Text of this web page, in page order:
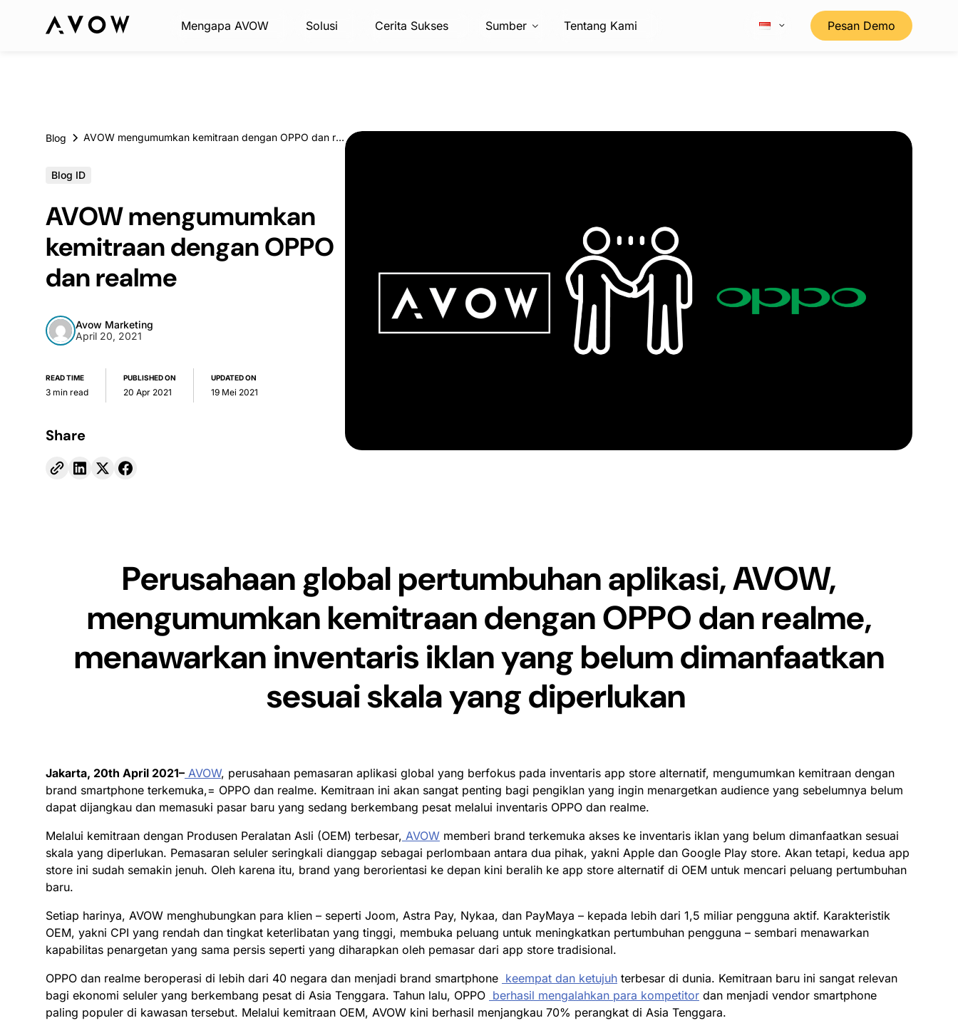
Mengapa AVOW Solusi Cerita Sukses Sumber Tentang Kami Pesan Demo
Blog AVOW mengumumkan kemitraan dengan OPPO dan realme
Blog ID
AVOW mengumumkan
kemitraan dengan OPPO
dan realme
Avow Marketing
April 20, 2021
READ TIME
3 min read
PUBLISHED ON
20 Apr 2021
UPDATED ON
19 Mei 2021
Share
Perusahaan global pertumbuhan aplikasi, AVOW,
mengumumkan kemitraan dengan OPPO dan realme,
menawarkan inventaris iklan yang belum dimanfaatkan
sesuai skala yang diperlukan
Jakarta, 20th April 2021– AVOW, perusahaan pemasaran aplikasi global yang berfokus pada inventaris app store alternatif, mengumumkan kemitraan dengan
brand smartphone terkemuka,= OPPO dan realme. Kemitraan ini akan sangat penting bagi pengiklan yang ingin menargetkan audience yang sebelumnya belum
dapat dijangkau dan memasuki pasar baru yang sedang berkembang pesat melalui inventaris OPPO dan realme.
Melalui kemitraan dengan Produsen Peralatan Asli (OEM) terbesar, AVOW memberi brand terkemuka akses ke inventaris iklan yang belum dimanfaatkan sesuai
skala yang diperlukan. Pemasaran seluler seringkali dianggap sebagai perlombaan antara dua pihak, yakni Apple dan Google Play store. Akan tetapi, kedua app
store ini sudah semakin jenuh. Oleh karena itu, brand yang berorientasi ke depan kini beralih ke app store alternatif di OEM untuk mencari peluang pertumbuhan
baru.
Setiap harinya, AVOW menghubungkan para klien – seperti Joom, Astra Pay, Nykaa, dan PayMaya – kepada lebih dari 1,5 miliar pengguna aktif. Karakteristik
OEM, yakni CPI yang rendah dan tingkat keterlibatan yang tinggi, membuka peluang untuk meningkatkan pertumbuhan pengguna – sembari menawarkan
kapabilitas penargetan yang sama persis seperti yang diharapkan oleh pemasar dari app store tradisional.
OPPO dan realme beroperasi di lebih dari 40 negara dan menjadi brand smartphone keempat dan ketujuh terbesar di dunia. Kemitraan baru ini sangat relevan
bagi ekonomi seluler yang berkembang pesat di Asia Tenggara. Tahun lalu, OPPO berhasil mengalahkan para kompetitor dan menjadi vendor smartphone
paling populer di kawasan tersebut. Melalui kemitraan OEM, AVOW kini berhasil menjangkau 70% perangkat di Asia Tenggara.